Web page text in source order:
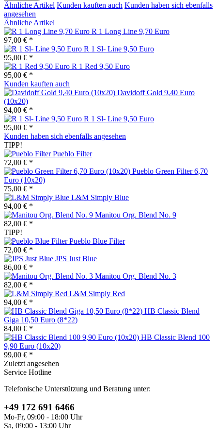
Ähnliche Artikel Kunden kauften auch Kunden haben sich ebenfalls
angesehen
Ähnliche Artikel
R 1 Long Line 9,70 Euro
97,00 € *
R 1 Sl- Line 9,50 Euro
95,00 € *
R 1 Red 9,50 Euro
95,00 € *
Kunden kauften auch
Davidoff Gold 9,40 Euro
(10x20)
94,00 € *
R 1 Sl- Line 9,50 Euro
95,00 € *
Kunden haben sich ebenfalls angesehen
TIPP!
Pueblo Filter
72,00 € *
Pueblo Green Filter 6,70
Euro (10x20)
75,00 € *
L&M Simply Blue
94,00 € *
Manitou Org. Blend No. 9
82,00 € *
TIPP!
Pueblo Blue Filter
72,00 € *
JPS Just Blue
86,00 € *
Manitou Org. Blend No. 3
82,00 € *
L&M Simply Red
94,00 € *
HB Classic Blend
Giga 10,50 Euro (8*22)
84,00 € *
HB Classic Blend 100
9,90 Euro (10x20)
99,00 € *
Zuletzt angesehen
Service Hotline
Telefonische Unterstützung und Beratung unter:
+49 172 691 6466
Mo-Fr, 09:00 - 18:00 Uhr
Sa, 09:00 - 13:00 Uhr